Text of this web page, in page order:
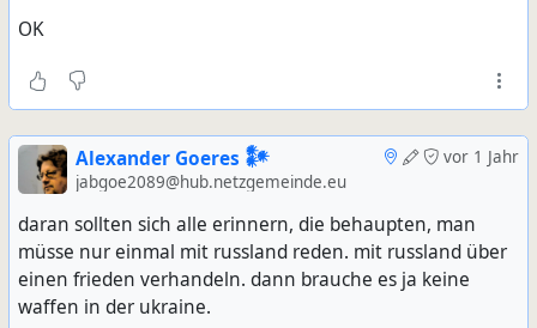
OK
vor 1 Jahr
Alexander Goeres 𒀯
jabgoe2089@hub.netzgemeinde.eu
daran sollten sich alle erinnern, die behaupten, man
müsse nur einmal mit russland reden. mit russland über
einen frieden verhandeln. dann brauche es ja keine
waffen in der ukraine.